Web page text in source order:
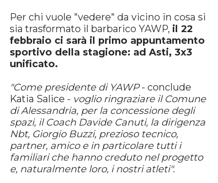
Per chi vuole "vedere" da vicino in cosa si
sia trasformato il barbarico YAWP, il 22
febbraio ci sarà il primo appuntamento
sportivo della stagione: ad Asti, 3x3
unificato.
"Come presidente di YAWP- conclude
Katia Salice - voglio ringraziare il Comune
di Alessandria, per la concessione degli
spazi, il Coach Davide Canuti, la dirigenza
Nbt, Giorgio Buzzi, prezioso tecnico,
partner, amico e in particolare tutti i
familiari che hanno creduto nel progetto
e, naturalmente loro, i nostri atleti".